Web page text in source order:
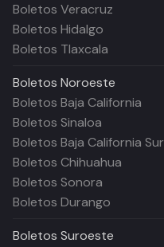
Boletos Veracruz
Boletos Hidalgo
Boletos Tlaxcala
Boletos Noroeste
Boletos Baja California
Boletos Sinaloa
Boletos Baja California Sur
Boletos Chihuahua
Boletos Sonora
Boletos Durango
Boletos Suroeste